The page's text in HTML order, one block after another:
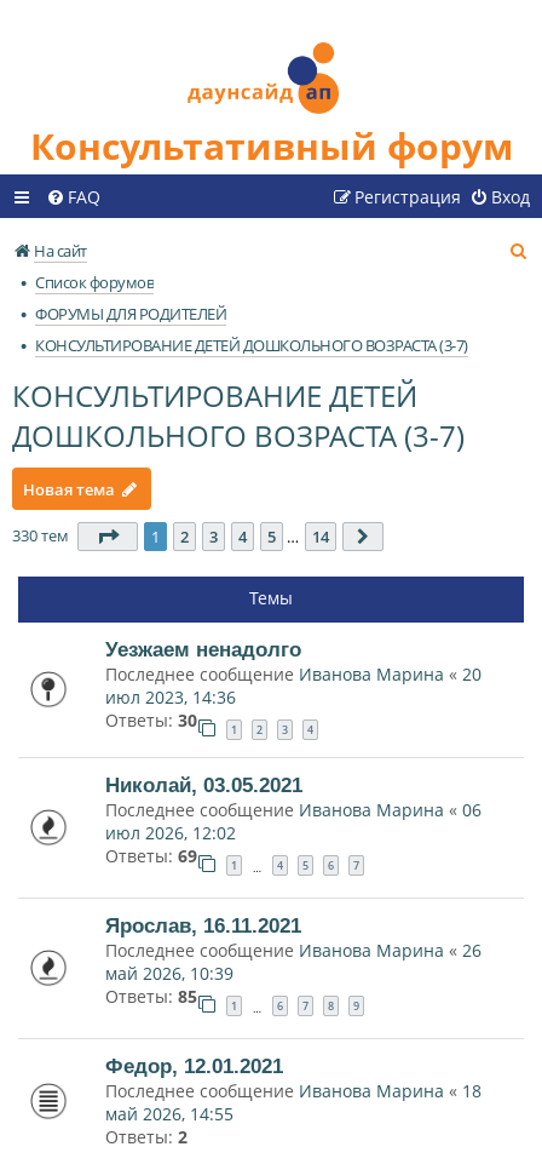
Консультативный форум
FAQ Вход
Регистрация
На сайт
Список форумов
ФОРУМЫ ДЛЯ РОДИТЕЛЕЙ
КОНСУЛЬТИРОВАНИЕ ДЕТЕЙ ДОШКОЛЬНОГО ВОЗРАСТА (3-7)
КОНСУЛЬТИРОВАНИЕ ДЕТЕЙ
ДОШКОЛЬНОГО ВОЗРАСТА (3-7)
Новая тема
330 тем Страница 1из 14
1 2 3 4 5 … 14
Темы
Уезжаем ненадолго
Последнее сообщение Иванова Марина « 20
июл 2023, 14:36
Ответы: 30 1 2 3 4
Николай, 03.05.2021
Последнее сообщение Иванова Марина « 06
июл 2026, 12:02
Ответы: 69 1 … 4 5 6 7
Ярослав, 16.11.2021
Последнее сообщение Иванова Марина « 26
май 2026, 10:39
Ответы: 85 1 … 6 7 8 9
Федор, 12.01.2021
Последнее сообщение Иванова Марина « 18
май 2026, 14:55
Ответы: 2